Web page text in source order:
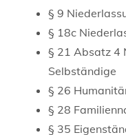
§ 9
§ 18c
§ 21 Absatz 4
Selbständige
§ 26
§ 28
§ 35